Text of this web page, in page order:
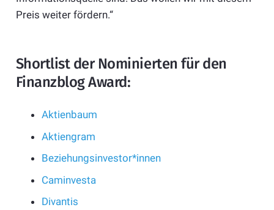
Preis weiter fördern.“
Shortlist der Nominierten für den
Finanzblog Award:
Aktienbaum
Aktiengram
Beziehungsinvestor*innen
Caminvesta
Divantis